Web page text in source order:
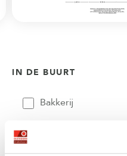
IN DE BUURT
Bakkerij